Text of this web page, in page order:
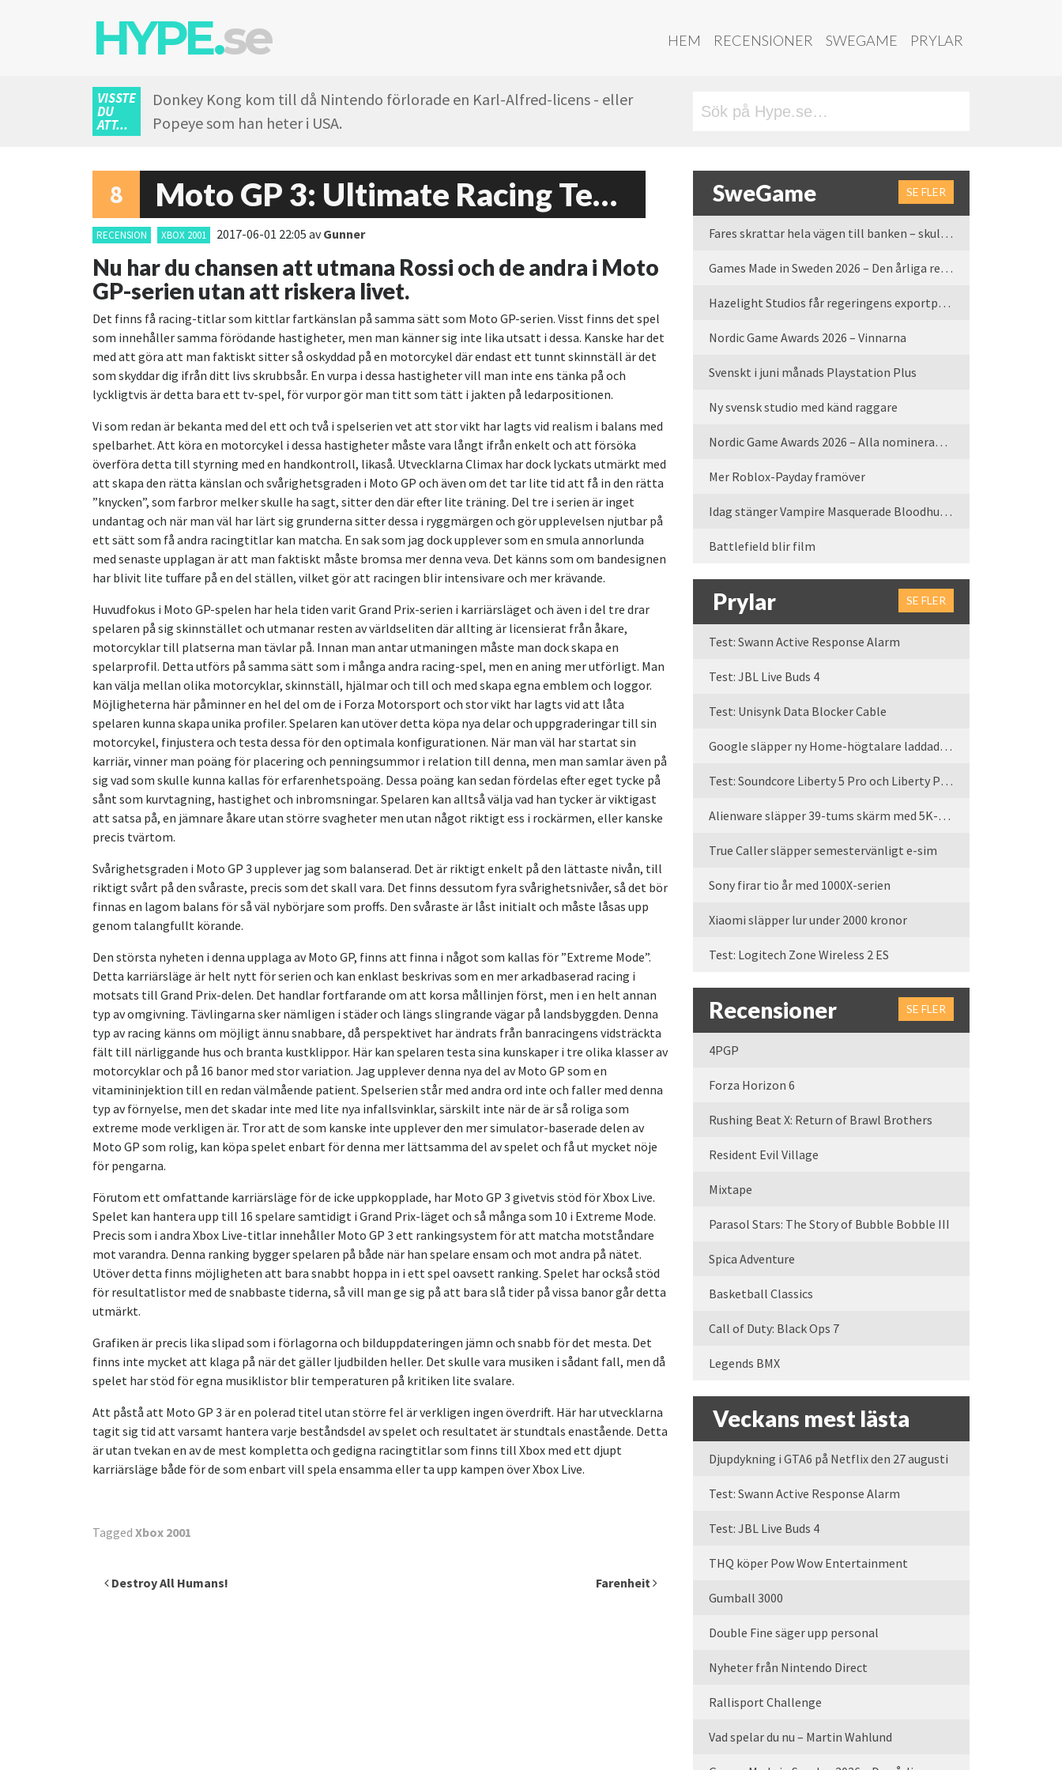
HYPE.se HEM RECENSIONER SWEGAME PRYLAR
VISSTE
DU
ATT...
Donkey Kong kom till då Nintendo förlorade en Karl-Alfred-licens - eller
Popeye som han heter i USA.
8 Moto GP 3: Ultimate Racing Technology
RECENSION XBOX 2001 2017-06-01 22:05 avGunner
Nu har du chansen att utmana Rossi och de andra i Moto
GP-serien utan att riskera livet.
Det finns få racing-titlar som kittlar fartkänslan på samma sätt som Moto GP-serien. Visst finns det spel
som innehåller samma förödande hastigheter, men man känner sig inte lika utsatt i dessa. Kanske har det
med att göra att man faktiskt sitter så oskyddad på en motorcykel där endast ett tunnt skinnställ är det
som skyddar dig ifrån ditt livs skrubbsår. En vurpa i dessa hastigheter vill man inte ens tänka på och
lyckligtvis är detta bara ett tv-spel, för vurpor gör man titt som tätt i jakten på ledarpositionen.
Vi som redan är bekanta med del ett och två i spelserien vet att stor vikt har lagts vid realism i balans med
spelbarhet. Att köra en motorcykel i dessa hastigheter måste vara långt ifrån enkelt och att försöka
överföra detta till styrning med en handkontroll, likaså. Utvecklarna Climax har dock lyckats utmärkt med
att skapa den rätta känslan och svårighetsgraden i Moto GP och även om det tar lite tid att få in den rätta
”knycken”, som farbror melker skulle ha sagt, sitter den där efter lite träning. Del tre i serien är inget
undantag och när man väl har lärt sig grunderna sitter dessa i ryggmärgen och gör upplevelsen njutbar på
ett sätt som få andra racingtitlar kan matcha. En sak som jag dock upplever som en smula annorlunda
med senaste upplagan är att man faktiskt måste bromsa mer denna veva. Det känns som om bandesignen
har blivit lite tuffare på en del ställen, vilket gör att racingen blir intensivare och mer krävande.
Huvudfokus i Moto GP-spelen har hela tiden varit Grand Prix-serien i karriärsläget och även i del tre drar
spelaren på sig skinnstället och utmanar resten av världseliten där allting är licensierat från åkare,
motorcyklar till platserna man tävlar på. Innan man antar utmaningen måste man dock skapa en
spelarprofil. Detta utförs på samma sätt som i många andra racing-spel, men en aning mer utförligt. Man
kan välja mellan olika motorcyklar, skinnställ, hjälmar och till och med skapa egna emblem och loggor.
Möjligheterna här påminner en hel del om de i Forza Motorsport och stor vikt har lagts vid att låta
spelaren kunna skapa unika profiler. Spelaren kan utöver detta köpa nya delar och uppgraderingar till sin
motorcykel, finjustera och testa dessa för den optimala konfigurationen. När man väl har startat sin
karriär, vinner man poäng för placering och penningsummor i relation till denna, men man samlar även på
sig vad som skulle kunna kallas för erfarenhetspoäng. Dessa poäng kan sedan fördelas efter eget tycke på
sånt som kurvtagning, hastighet och inbromsningar. Spelaren kan alltså välja vad han tycker är viktigast
att satsa på, en jämnare åkare utan större svagheter men utan något riktigt ess i rockärmen, eller kanske
precis tvärtom.
Svårighetsgraden i Moto GP 3 upplever jag som balanserad. Det är riktigt enkelt på den lättaste nivån, till
riktigt svårt på den svåraste, precis som det skall vara. Det finns dessutom fyra svårighetsnivåer, så det bör
finnas en lagom balans för så väl nybörjare som proffs. Den svåraste är låst initialt och måste låsas upp
genom talangfullt körande.
Den största nyheten i denna upplaga av Moto GP, finns att finna i något som kallas för ”Extreme Mode”.
Detta karriärsläge är helt nytt för serien och kan enklast beskrivas som en mer arkadbaserad racing i
motsats till Grand Prix-delen. Det handlar fortfarande om att korsa mållinjen först, men i en helt annan
typ av omgivning. Tävlingarna sker nämligen i städer och längs slingrande vägar på landsbyggden. Denna
typ av racing känns om möjligt ännu snabbare, då perspektivet har ändrats från banracingens vidsträckta
fält till närliggande hus och branta kustklippor. Här kan spelaren testa sina kunskaper i tre olika klasser av
motorcyklar och på 16 banor med stor variation. Jag upplever denna nya del av Moto GP som en
vitamininjektion till en redan välmående patient. Spelserien står med andra ord inte och faller med denna
typ av förnyelse, men det skadar inte med lite nya infallsvinklar, särskilt inte när de är så roliga som
extreme mode verkligen är. Tror att de som kanske inte upplever den mer simulator-baserade delen av
Moto GP som rolig, kan köpa spelet enbart för denna mer lättsamma del av spelet och få ut mycket nöje
för pengarna.
Förutom ett omfattande karriärsläge för de icke uppkopplade, har Moto GP 3 givetvis stöd för Xbox Live.
Spelet kan hantera upp till 16 spelare samtidigt i Grand Prix-läget och så många som 10 i Extreme Mode.
Precis som i andra Xbox Live-titlar innehåller Moto GP 3 ett rankingsystem för att matcha motståndare
mot varandra. Denna ranking bygger spelaren på både när han spelare ensam och mot andra på nätet.
Utöver detta finns möjligheten att bara snabbt hoppa in i ett spel oavsett ranking. Spelet har också stöd
för resultatlistor med de snabbaste tiderna, så vill man ge sig på att bara slå tider på vissa banor går detta
utmärkt.
Grafiken är precis lika slipad som i förlagorna och bilduppdateringen jämn och snabb för det mesta. Det
finns inte mycket att klaga på när det gäller ljudbilden heller. Det skulle vara musiken i sådant fall, men då
spelet har stöd för egna musiklistor blir temperaturen på kritiken lite svalare.
Att påstå att Moto GP 3 är en polerad titel utan större fel är verkligen ingen överdrift. Här har utvecklarna
tagit sig tid att varsamt hantera varje beståndsdel av spelet och resultatet är stundtals enastående. Detta
är utan tvekan en av de mest kompletta och gedigna racingtitlar som finns till Xbox med ett djupt
karriärsläge både för de som enbart vill spela ensamma eller ta upp kampen över Xbox Live.
Tagged Xbox 2001
Inläggsnavigering
Destroy All Humans! Farenheit
SweGame SE FLER
Fares skrattar hela vägen till banken – skulle vi tro
Games Made in Sweden 2026 – Den årliga rean är tillbaka
Hazelight Studios får regeringens exportpris 2025
Nordic Game Awards 2026 – Vinnarna
Svenskt i juni månads Playstation Plus
Ny svensk studio med känd raggare
Nordic Game Awards 2026 – Alla nominerade spel
Mer Roblox-Payday framöver
Idag stänger Vampire Masquerade Bloodhunt servrarna
Battlefield blir film
Prylar SE FLER
Test: Swann Active Response Alarm
Test: JBL Live Buds 4
Test: Unisynk Data Blocker Cable
Google släpper ny Home-högtalare laddad med Gemini
Test: Soundcore Liberty 5 Pro och Liberty Pro Max
Alienware släpper 39-tums skärm med 5K-upplösning
True Caller släpper semestervänligt e-sim
Sony firar tio år med 1000X-serien
Xiaomi släpper lur under 2000 kronor
Test: Logitech Zone Wireless 2 ES
Recensioner SE FLER
4PGP
Forza Horizon 6
Rushing Beat X: Return of Brawl Brothers
Resident Evil Village
Mixtape
Parasol Stars: The Story of Bubble Bobble III
Spica Adventure
Basketball Classics
Call of Duty: Black Ops 7
Legends BMX
Veckans mest lästa
Djupdykning i GTA6 på Netflix den 27 augusti
Test: Swann Active Response Alarm
Test: JBL Live Buds 4
THQ köper Pow Wow Entertainment
Gumball 3000
Double Fine säger upp personal
Nyheter från Nintendo Direct
Rallisport Challenge
Vad spelar du nu – Martin Wahlund